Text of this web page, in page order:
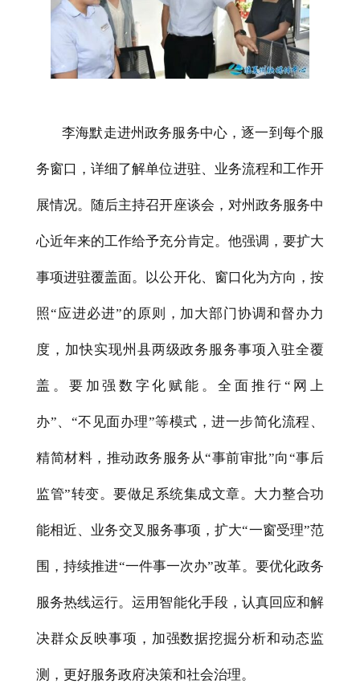
李海默走进州政务服务中心，逐一到每个服
务窗口，详细了解单位进驻、业务流程和工作开
展情况。随后主持召开座谈会，对州政务服务中
心近年来的工作给予充分肯定。他强调，要扩大
事项进驻覆盖面。以公开化、窗口化为方向，按
照“应进必进”的原则，加大部门协调和督办力
度，加快实现州县两级政务服务事项入驻全覆
盖。要加强数字化赋能。全面推行“网上
办”、“不见面办理”等模式，进一步简化流程、
精简材料，推动政务服务从“事前审批”向“事后
监管”转变。要做足系统集成文章。大力整合功
能相近、业务交叉服务事项，扩大“一窗受理”范
围，持续推进“一件事一次办”改革。要优化政务
服务热线运行。运用智能化手段，认真回应和解
决群众反映事项，加强数据挖掘分析和动态监
测，更好服务政府决策和社会治理。